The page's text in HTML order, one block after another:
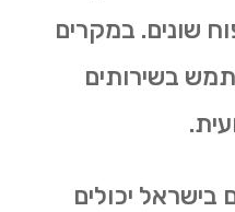
שונים. במקרים
בשירותים
בישראל יכולים